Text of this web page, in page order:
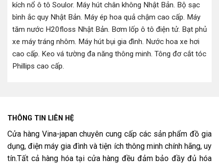
kích nổ ô tô Soulor. Máy hút chân không Nhật Bản. Bộ sạc
bình ắc quy Nhật Bản. Máy ép hoa quả chậm cao cấp. Máy
tăm nước H20floss Nhật Bản. Bơm lốp ô tô điện tử. Bạt phủ
xe máy tráng nhôm. Máy hút bụi gia đình. Nước hoa xe hơi
cao cấp. Keo vá tường đa năng thông minh. Tông đơ cắt tóc
Phillips cao cấp.
THÔNG TIN LIÊN HỆ
Cửa hàng Vina-japan chuyên cung cấp các sản phẩm đồ gia
dụng, điện máy gia đình và tiện ích thông minh chính hãng, uy
tín.Tất cả hàng hóa tại cửa hàng đều đảm bảo đầy đủ hóa